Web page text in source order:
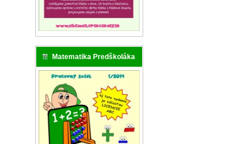
Matematika Predškoláka